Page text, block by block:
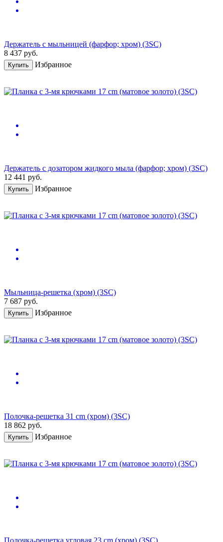
Держатель с мыльницей (фарфор; хром) (3SC)
8 437 руб.
Купить Избранное
Держатель с дозатором жидкого мыла (фарфор; хром) (3SC)
12 441 руб.
Купить Избранное
Мыльница-решетка (хром) (3SC)
7 687 руб.
Купить Избранное
Полочка-решетка 31 cm (хром) (3SC)
18 862 руб.
Купить Избранное